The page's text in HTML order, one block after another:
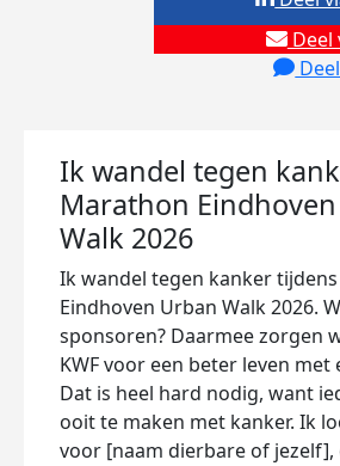
Deel
Ik wandel tegen
Marathon
Walk 2026
Ik wandel tegen kanker
Eindhoven Urban Walk 2026.
sponsoren? Daarmee zorgen
KWF voor een beter leven met
Dat is heel hard nodig, want
ooit te maken met kanker. Ik
voor [naam dierbare of jezelf],